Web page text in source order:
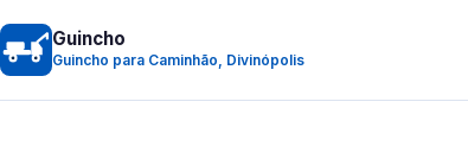
Guincho
Guincho para Caminhão, Divinópolis